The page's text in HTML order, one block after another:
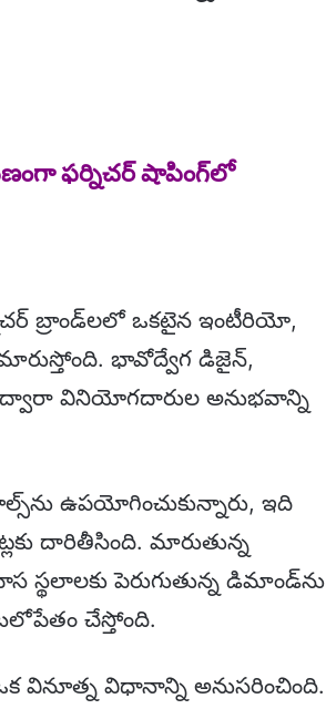
ఫర్నిచర్ షాపింగ్‌లో
బ్రాండ్‌లలో ఒకటైన ఇంటీరియో,
భావోద్వేగ డిజైన్,
ద్వారా వినియోగదారుల అనుభవాన్ని
ఉపయోగించుకున్నారు, ఇది
దారితీసింది. మారుతున్న
స్థలాలకు పెరుగుతున్న డిమాండ్‌ను
చేస్తోంది.
వినూత్న విధానాన్ని అనుసరించింది.